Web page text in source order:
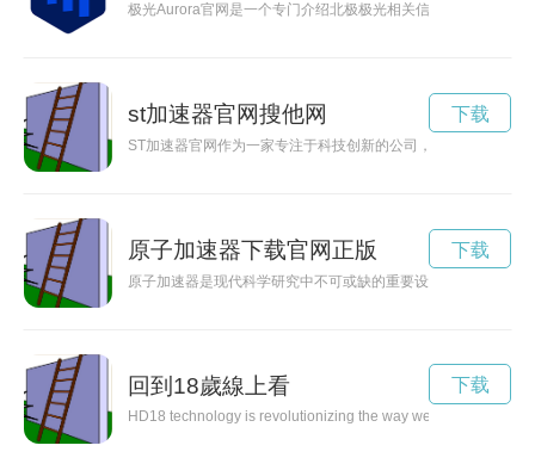
极光Aurora官网是一个专门介绍北极极光相关信息的网站，通
st加速器官网搜他网
ST加速器官网作为一家专注于科技创新的公司，为用户提供了
下载
原子加速器下载官网正版
原子加速器是现代科学研究中不可或缺的重要设备，其官网为
下载
回到18歲線上看
HD18 technology is revolutionizing the way we experience
下载